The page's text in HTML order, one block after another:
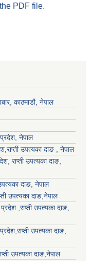
PDF file.
काठमाडौ, नेपाल
प्रदेश, नेपाल
,राप्ती उपत्यका दाङ , नेपाल
, राप्ती उपत्यका दाङ,
दाङ, नेपाल
उपत्यका दाङ,नेपाल
प्रदेश ,राप्ती उपत्यका दाङ,
प्रदेश,राप्ती उपत्यका दाङ,
उपत्यका दाङ,नेपाल